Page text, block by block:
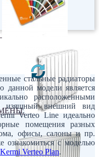
стальные радиаторы
данной модели является
расположенными
изящный внешний вид
Verteo Line идеально
помещения разных
офисы, салоны и пр.
ознакомиться с моделью
Kermi Verteo Plan.